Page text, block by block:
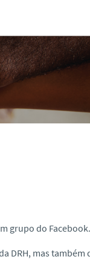
grupo do Facebook.
DRH, mas também